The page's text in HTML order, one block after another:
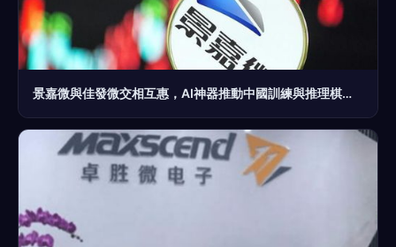
景嘉微與佳發微交相互惠，AI神器推動中國訓練與推理棋式發布